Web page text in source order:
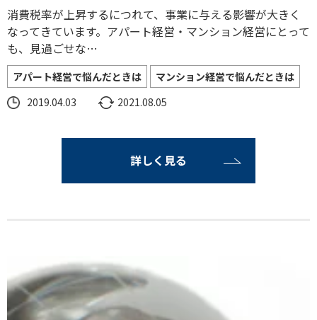
消費税率が上昇するにつれて、事業に与える影響が大きく
なってきています。アパート経営・マンション経営にとって
も、見過ごせな…
アパート経営で悩んだときは
マンション経営で悩んだときは
2019.04.03
2021.08.05
詳しく見る